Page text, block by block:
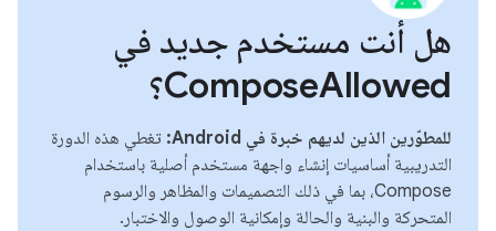
هل أنت مستخدم جديد في
ComposeAllowed؟
للمطوّرين الذين لديهم خبرة في Android:
تغطي هذه الدورة
التدريبية أساسيات إنشاء واجهة مستخدم أصلية باستخدام
Compose، بما في ذلك التصميمات والمظاهر والرسوم
المتحركة والبنية والحالة وإمكانية الوصول والاختبار.